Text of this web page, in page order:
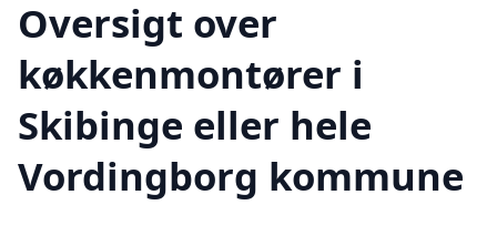
Oversigt over
køkkenmontører i
Skibinge eller hele
Vordingborg kommune